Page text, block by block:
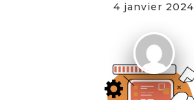
4 janvier 2024